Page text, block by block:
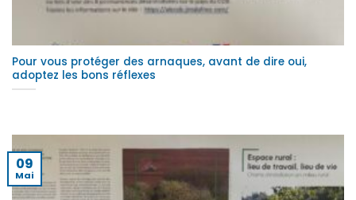
Pour vous protéger des arnaques, avant de dire oui,
adoptez les bons réflexes
09
Mai